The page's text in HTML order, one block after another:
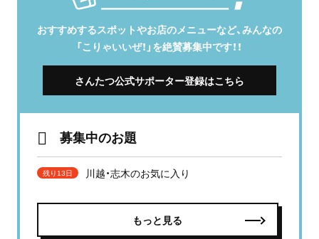
おすすめするスポットやお店のメニューなど、みんなの
「こりゃいいぜ！」を絶賛募集中です！！
さんたつ公式サポーター登録はこちら
募集中のお題
残り13日 川越・志木のお気に入り
もっと見る